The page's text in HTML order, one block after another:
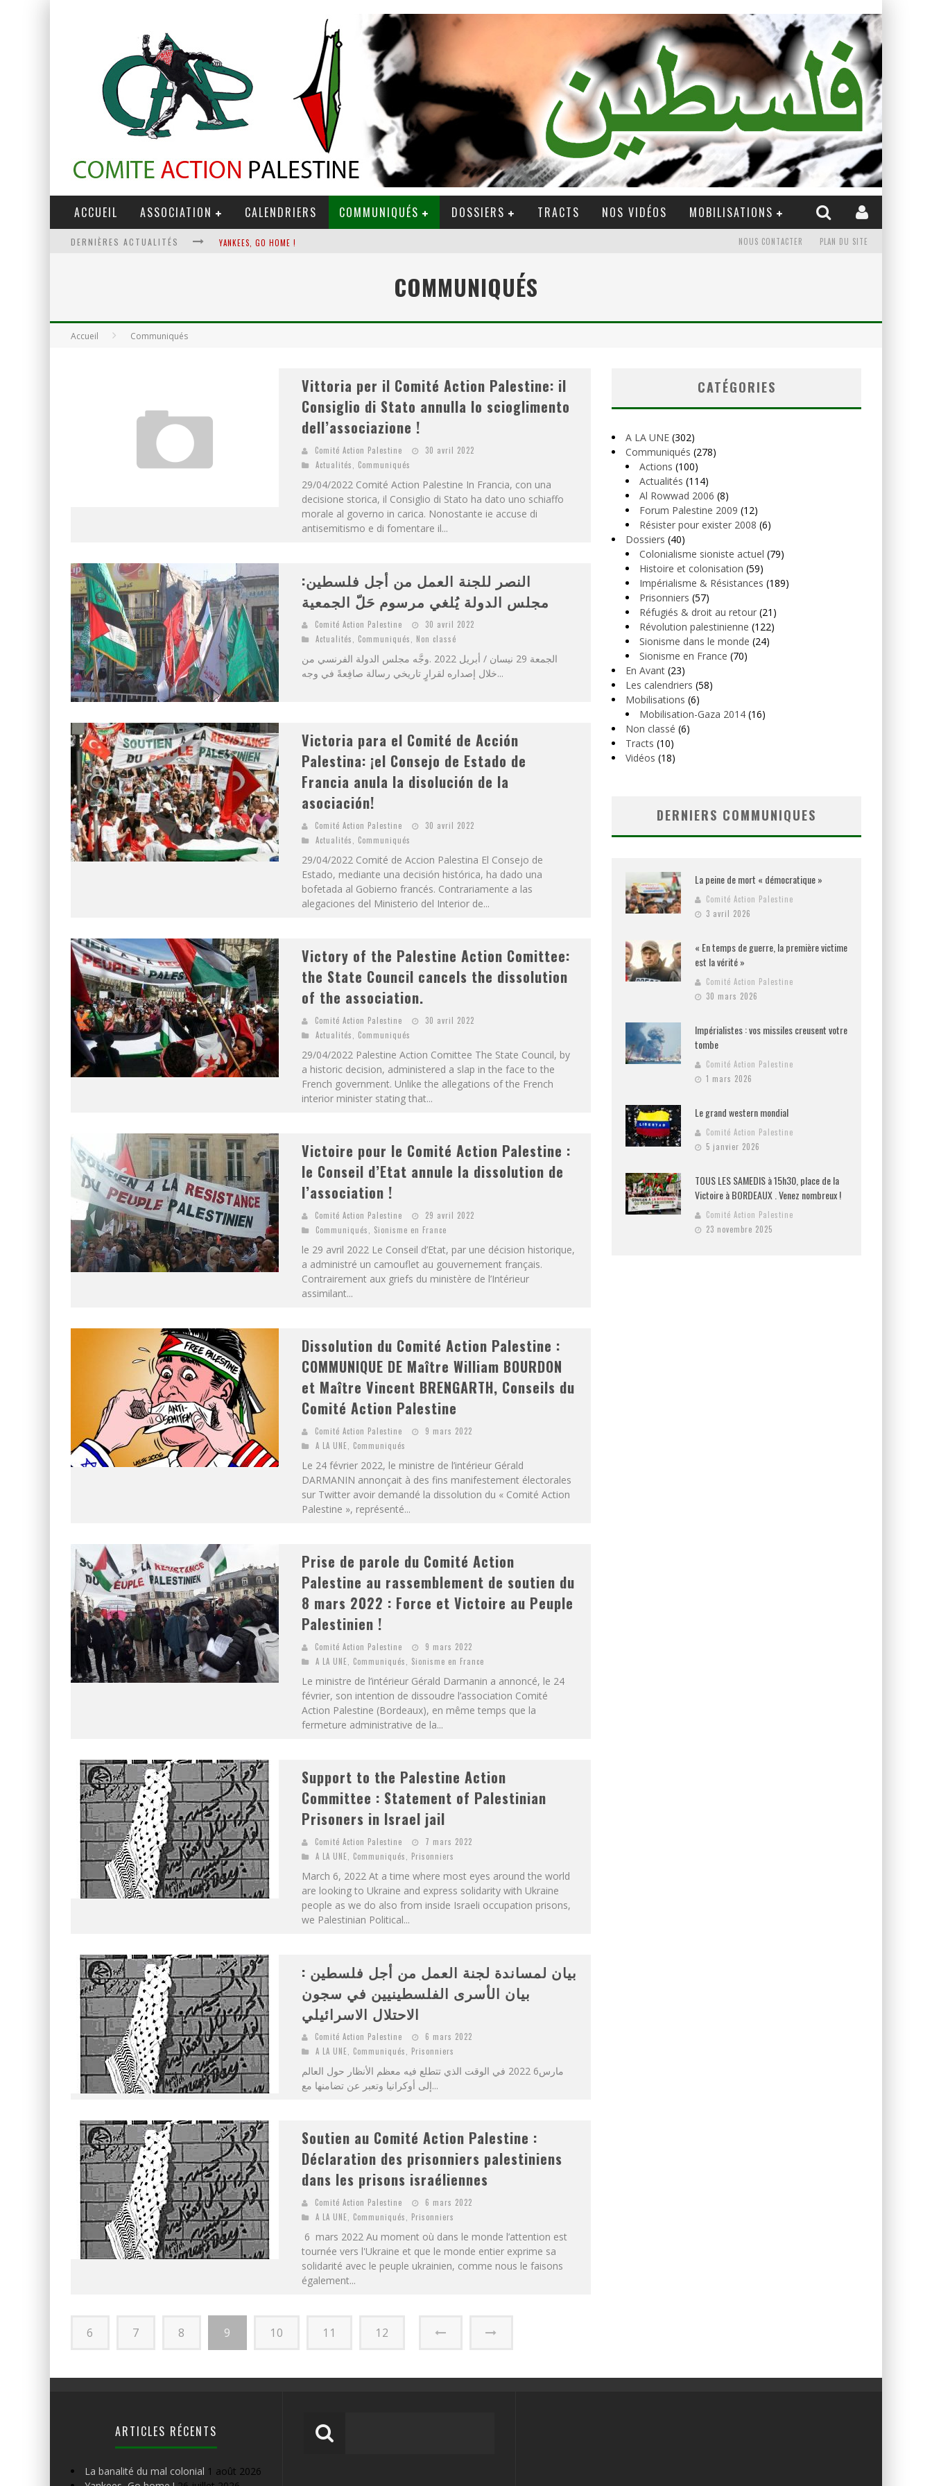
ACCUEIL ASSOCIATION CALENDRIERS COMMUNIQUÉS DOSSIERS TRACTS NOS VIDÉOS MOBILISATIONS
DERNIÈRES ACTUALITÉS YANKEES, GO HOME !
D
ES ACCORDS DE PAIX SANS LE PEUPLE ET CONTRE LE PEUPLE
LA BANALITÉ DU MAL COLONIAL
NOUS CONTACTER PLAN DU SITE
COMMUNIQUÉS
Accueil Communiqués
Vittoria per il Comité Action Palestine: il
Consiglio di Stato annulla lo scioglimento
dell’associazione !
Comité Action Palestine
30 avril 2022
Actualités
Communiqués
29/04/2022 Comité Action Palestine In Francia, con una
decisione storica, il Consiglio di Stato ha dato uno schiaffo
morale al governo in carica. Nonostante ie accuse di
antisemitismo e di fomentare il...
النصر للجنة العمل من أجل فلسطين:
مجلس الدولة يُلغي مرسوم حَلّ الجمعية
Comité Action Palestine
30 avril 2022
Actualités
Communiqués Non classé
الجمعة 29 نيسان / أبريل 2022 .وجَّه مجلس الدولة الفرنسي من
خلال إصداره لقرارٍ تاريخي رسالة صافِعةً في وجه...
Victoria para el Comité de Acción
Palestina: ¡el Consejo de Estado de
Francia anula la disolución de la
asociación!
Comité Action Palestine
30 avril 2022
Actualités
Communiqués
29/04/2022 Comité de Accion Palestina El Consejo de
Estado, mediante una decisión histórica, ha dado una
bofetada al Gobierno francés. Contrariamente a las
alegaciones del Ministerio del Interior de...
Victory of the Palestine Action Comittee:
the State Council cancels the dissolution
of the association.
Comité Action Palestine
30 avril 2022
Actualités
Communiqués
29/04/2022 Palestine Action Comittee The State Council, by
a historic decision, administered a slap in the face to the
French government. Unlike the allegations of the French
interior minister stating that...
Victoire pour le Comité Action Palestine :
le Conseil d’Etat annule la dissolution de
l’association !
Comité Action Palestine
29 avril 2022
Communiqués
Sionisme en France
le 29 avril 2022 Le Conseil d’Etat, par une décision historique,
a administré un camouflet au gouvernement français.
Contrairement aux griefs du ministère de l’Intérieur
assimilant...
Dissolution du Comité Action Palestine :
COMMUNIQUE DE Maître William BOURDON
et Maître Vincent BRENGARTH, Conseils du
Comité Action Palestine
Comité Action Palestine
9 mars 2022
A LA UNE
Communiqués
Le 24 février 2022, le ministre de l’intérieur Gérald
DARMANIN annonçait à des fins manifestement électorales
sur Twitter avoir demandé la dissolution du « Comité Action
Palestine », représenté...
Prise de parole du Comité Action
Palestine au rassemblement de soutien du
8 mars 2022 : Force et Victoire au Peuple
Palestinien !
Comité Action Palestine
9 mars 2022
A LA UNE
Communiqués Sionisme en France
Le ministre de l’intérieur Gérald Darmanin a annoncé, le 24
février, son intention de dissoudre l’association Comité
Action Palestine (Bordeaux), en même temps que la
fermeture administrative de la...
Support to the Palestine Action
Committee : Statement of Palestinian
Prisoners in Israel jail
Comité Action Palestine
7 mars 2022
A LA UNE
Communiqués Prisonniers
March 6, 2022 At a time where most eyes around the world
are looking to Ukraine and express solidarity with Ukraine
people as we do also from inside Israeli occupation prisons,
we Palestinian Political...
بيان لمساندة لجنة العمل من أجل فلسطين :
بيان الأسرى الفلسطينيين في سجون
الاحتلال الاسرائيلي
Comité Action Palestine
6 mars 2022
A LA UNE
Communiqués Prisonniers
مارس6 2022 في الوقت الذي تتطلع فيه معظم الأنظار حول العالم
إلى أوكرانيا وتعبر عن تضامنها مع...
Soutien au Comité Action Palestine :
Déclaration des prisonniers palestiniens
dans les prisons israéliennes
Comité Action Palestine
6 mars 2022
A LA UNE
Communiqués Prisonniers
6 mars 2022 Au moment où dans le monde l’attention est
tournée vers l'Ukraine et que le monde entier exprime sa
solidarité avec le peuple ukrainien, comme nous le faisons
également...
6 7 8 9 10 11 12
CATÉGORIES
A LA UNE (302)
Communiqués (278)
Actions (100)
Actualités (114)
Al Rowwad 2006 (8)
Forum Palestine 2009 (12)
Résister pour exister 2008 (6)
Dossiers (40)
Colonialisme sioniste actuel (79)
Histoire et colonisation (59)
Impérialisme & Résistances (189)
Prisonniers (57)
Réfugiés & droit au retour (21)
Révolution palestinienne (122)
Sionisme dans le monde (24)
Sionisme en France (70)
En Avant (23)
Les calendriers (58)
Mobilisations (6)
Mobilisation-Gaza 2014 (16)
Non classé (6)
Tracts (10)
Vidéos (18)
DERNIERS COMMUNIQUES
La peine de mort « démocratique »
Comité Action Palestine
3 avril 2026
« En temps de guerre, la première victime
est la vérité »
Comité Action Palestine
30 mars 2026
Impérialistes : vos missiles creusent votre
tombe
Comité Action Palestine
1 mars 2026
Le grand western mondial
Comité Action Palestine
5 janvier 2026
TOUS LES SAMEDIS à 15h30, place de la
Victoire à BORDEAUX . Venez nombreux !
Comité Action Palestine
23 novembre 2025
ARTICLES RÉCENTS
La banalité du mal colonial 1 août 2026